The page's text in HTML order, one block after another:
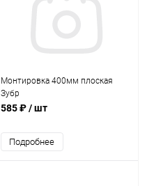
Монтировка 400мм плоская
Зубр
585 ₽/ шт
Подробнее